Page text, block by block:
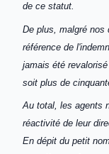
de ce statut.
De plus, malgré nos
référence de
jamais été
soit plus de
Au total, les agents
réactivité de leur
En dépit du petit